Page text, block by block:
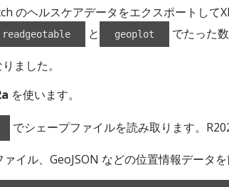
のヘルスケアデータをエクスポートして
readgeotable と geoplot でたった
ました。
を使います。
でシェープファイルを読み取ります。
イル、GeoJSON などの位置情報データを